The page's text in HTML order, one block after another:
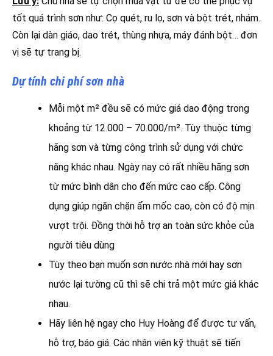
tốt quá trình sơn như: Cọ quét, ru lọ, sơn và bột trét, nhám.
Còn lại dàn giáo, dao trét, thùng nhựa, máy đánh bột… đơn
vị sẽ tự trang bị.
Dự tính chi phí sơn nhà
Mỗi một m² đều sẽ có mức giá dao động trong
khoảng từ 12.000 – 70.000/m². Tùy thuộc từng
hãng sơn và từng công trình sử dụng với chức
năng khác nhau. Ngày nay có rất nhiều hãng sơn
từ mức bình dân cho đến mức cao cấp. Công
dụng giúp ngăn chặn ẩm mốc cao, còn có độ mịn
vượt trội. Đồng thời hỗ trợ an toàn sức khỏe của
người tiêu dùng
Tùy theo bạn muốn sơn nước nhà mới hay sơn
nước lại tường cũ thì sẽ chi trả một mức giá khác
nhau.
Hãy liên hệ ngay cho Huy Hoàng để được tư vấn,
hỗ trợ, báo giá. Các nhân viên kỹ thuật sẽ tiến